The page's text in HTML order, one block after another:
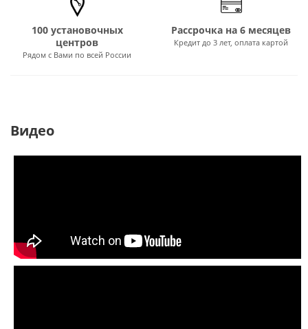
100 установочных
центров
Рядом с Вами по всей России
Рассрочка на 6 месяцев
Кредит до 3 лет, оплата картой
Видео